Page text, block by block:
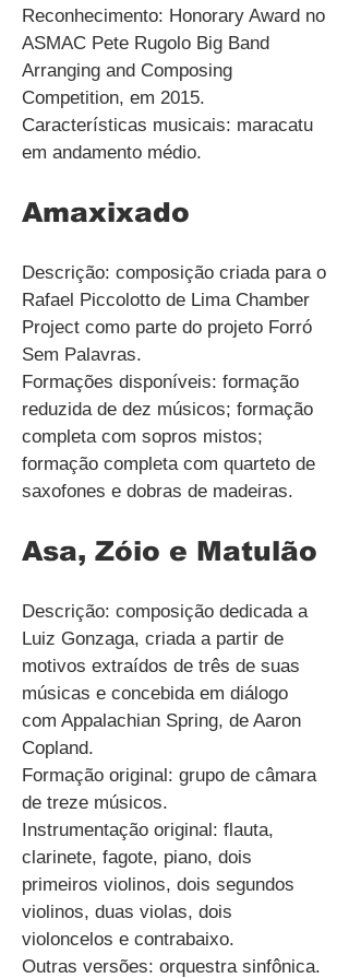
Reconhecimento: Honorary Award no
ASMAC Pete Rugolo Big Band
Arranging and Composing
Competition, em 2015.
Características musicais: maracatu
em andamento médio.
Amaxixado
Descrição: composição criada para o
Rafael Piccolotto de Lima Chamber
Project como parte do projeto Forró
Sem Palavras.
Formações disponíveis: formação
reduzida de dez músicos; formação
completa com sopros mistos;
formação completa com quarteto de
saxofones e dobras de madeiras.
Asa, Zóio e Matulão
Descrição: composição dedicada a
Luiz Gonzaga, criada a partir de
motivos extraídos de três de suas
músicas e concebida em diálogo
com Appalachian Spring, de Aaron
Copland.
Formação original: grupo de câmara
de treze músicos.
Instrumentação original: flauta,
clarinete, fagote, piano, dois
primeiros violinos, dois segundos
violinos, duas violas, dois
violoncelos e contrabaixo.
Outras versões: orquestra sinfônica.